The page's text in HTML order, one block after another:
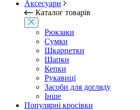
Аксесуари
Каталог товарів
Рюкзаки
Сумки
Шкарпетки
Шапки
Кепки
Рукавиці
Засоби для догляду
Інше
Популярні кросівки